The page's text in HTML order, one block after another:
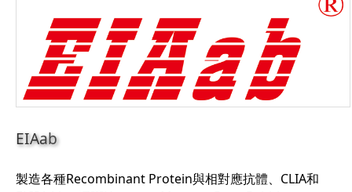
EIAab
製造各種Recombinant Protein與相對應抗體、CLIA和